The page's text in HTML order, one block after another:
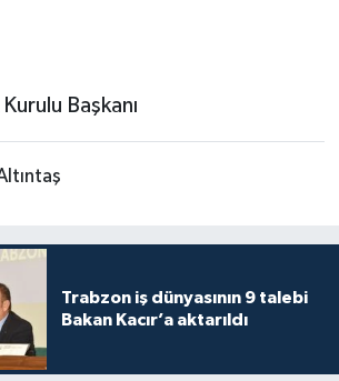
Başkanı
Trabzon iş dünyasının 9 talebi
Bakan Kacır’a aktarıldı